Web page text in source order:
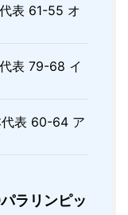
表 61-55 オ
表 79-68 イ
表 60-64 ア
ラリンピッ